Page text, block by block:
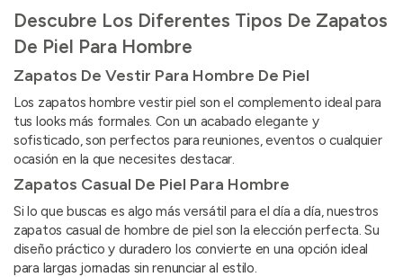
Descubre Los Diferentes Tipos De Zapatos
De Piel Para Hombre
Zapatos De Vestir Para Hombre De Piel
Los zapatos hombre vestir piel son el complemento ideal para
tus looks más formales. Con un acabado elegante y
sofisticado, son perfectos para reuniones, eventos o cualquier
ocasión en la que necesites destacar.
Zapatos Casual De Piel Para Hombre
Si lo que buscas es algo más versátil para el día a día, nuestros
zapatos casual de hombre de piel son la elección perfecta. Su
diseño práctico y duradero los convierte en una opción ideal
para largas jornadas sin renunciar al estilo.